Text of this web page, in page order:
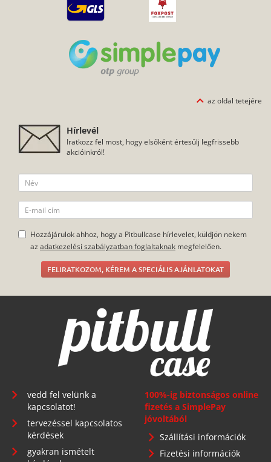
Hírlevél
Iratkozz fel most, hogy elsőként értesülj legfrissebb
Hozzájárulok ahhoz, hogy a Pitbullcase hírlevelet, küldjön nekem
adatkezelési szabályzatban foglaltaknakmegfelelően.
vedd fel velünk a
kapcsolatot!
tervezéssel kapcsolatos
kérdések
100%-ig biztonságos online
fizetés a SimplePay
jóvoltából
Szállítási információk